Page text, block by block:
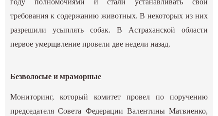
году полномочиями и стали устанавливать свои
требования к содержанию животных. В некоторых из них
разрешили усыплять собак. В Астраханской области
первое умерщвление провели две недели назад.
Безволосые и мраморные
Мониторинг, который комитет провел по поручению
председателя Совета Федерации Валентины Матвиенко,